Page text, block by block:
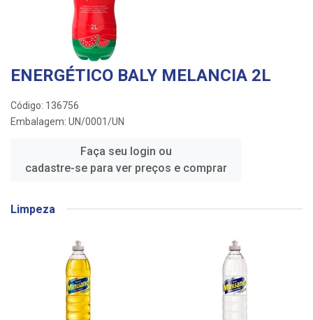
ENERGÉTICO BALY MELANCIA 2L
Código: 136756
Embalagem: UN/0001/UN
Faça seu login ou
cadastre-se para ver preços e comprar
Limpeza